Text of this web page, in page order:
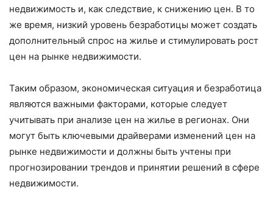
недвижимость и, как следствие, к снижению цен. В то
же время, низкий уровень безработицы может создать
дополнительный спрос на жилье и стимулировать рост
цен на рынке недвижимости.
Таким образом, экономическая ситуация и безработица
являются важными факторами, которые следует
учитывать при анализе цен на жилье в регионах. Они
могут быть ключевыми драйверами изменений цен на
рынке недвижимости и должны быть учтены при
прогнозировании трендов и принятии решений в сфере
недвижимости.